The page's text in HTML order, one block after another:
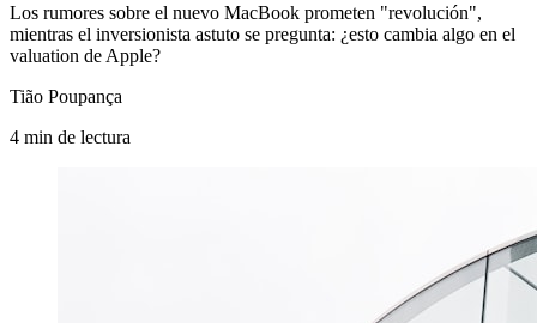
Los rumores sobre el nuevo MacBook prometen "revolución",
mientras el inversionista astuto se pregunta: ¿esto cambia algo en el
valuation de Apple?
Tião Poupança
4 min de lectura